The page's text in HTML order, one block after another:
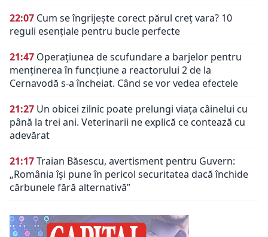
22:07 Cum se îngrijește corect părul creț vara? 10
reguli esențiale pentru bucle perfecte
21:47 Operațiunea de scufundare a barjelor pentru
menținerea în funcțiune a reactorului 2 de la
Cernavodă s-a încheiat. Când se vor vedea efectele
21:27 Un obicei zilnic poate prelungi viața câinelui cu
până la trei ani. Veterinarii ne explică ce contează cu
adevărat
21:17Traian Băsescu, avertisment pentru Guvern:
„România își pune în pericol securitatea dacă închide
cărbunele fără alternativă”